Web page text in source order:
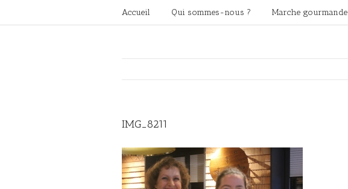
Accueil Qui sommes-nous ? Marche gourmande
IMG_8211